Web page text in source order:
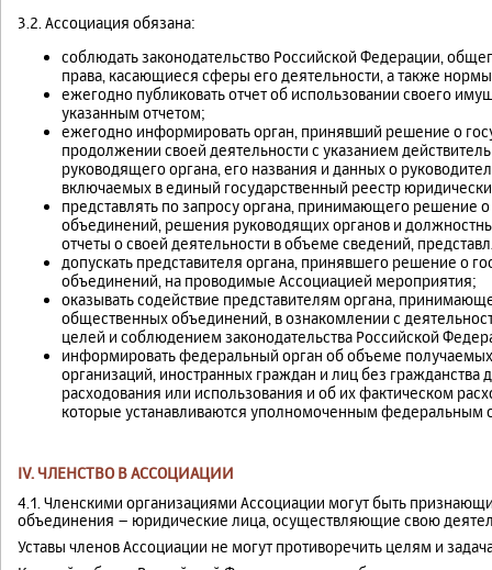
3.2. Ассоциация обязана:
соблюдать законодательство Российской Федерации,
права, касающиеся сферы его деятельности, а также
ежегодно публиковать отчет об использовании своего
указанным отчетом;
ежегодно информировать орган, принявший решение о
продолжении своей деятельности с указанием
руководящего органа, его названия и данных о
включаемых в единый государственный реестр
представлять по запросу органа, принимающего решение
объединений, решения руководящих органов и
отчеты о своей деятельности в объеме сведений,
допускать представителя органа, принявшего решение о
объединений, на проводимые Ассоциацией мероприятия;
оказывать содействие представителям органа,
общественных объединений, в ознакомлении с
целей и соблюдением законодательства Российской
информировать федеральный орган об объеме
организаций, иностранных граждан и лиц без
расходования или использования и об их фактическом
которые устанавливаются уполномоченным федеральным
IV. ЧЛЕНСТВО В АССОЦИАЦИИ
4.1. Членскими организациями Ассоциации могут быть
объединения – юридические лица, осуществляющие свою
Уставы членов Ассоциации не могут противоречить целям и